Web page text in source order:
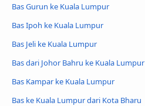
Bas Gurun ke Kuala Lumpur
Bas Ipoh ke Kuala Lumpur
Bas Jeli ke Kuala Lumpur
Bas dari Johor Bahru ke Kuala Lumpur
Bas Kampar ke Kuala Lumpur
Bas ke Kuala Lumpur dari Kota Bharu